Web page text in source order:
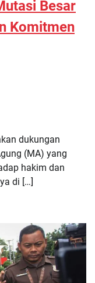
Besar
Komitmen
dukungan
(MA) yang
hakim dan
di […]